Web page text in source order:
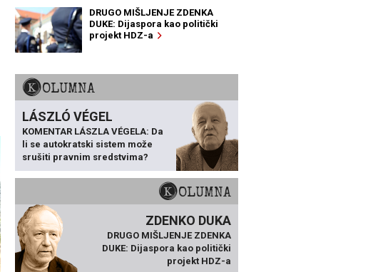
DRUGO MIŠLJENJE ZDENKA
DUKE: Dijaspora kao politički
projekt HDZ-a
KOLUMNA
LÁSZLÓ VÉGEL
KOMENTAR LÁSZLA VÉGELA: Da
li se autokratski sistem može
srušiti pravnim sredstvima?
KOLUMNA
ZDENKO DUKA
DRUGO MIŠLJENJE ZDENKA
DUKE: Dijaspora kao politički
projekt HDZ-a